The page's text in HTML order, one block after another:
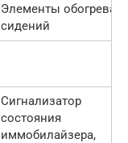
Элементы обогрева
сидений
Сигнализатор
состояния
иммобилайзера,